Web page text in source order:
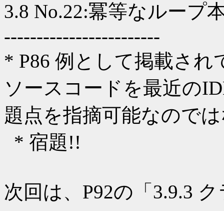
3.8 No.22:冪等なループ
------------------------
* P86 例として掲載され
ソースコードを最近の
題点を指摘可能なので
* 宿題!!
次回は、P92の「3.9.3